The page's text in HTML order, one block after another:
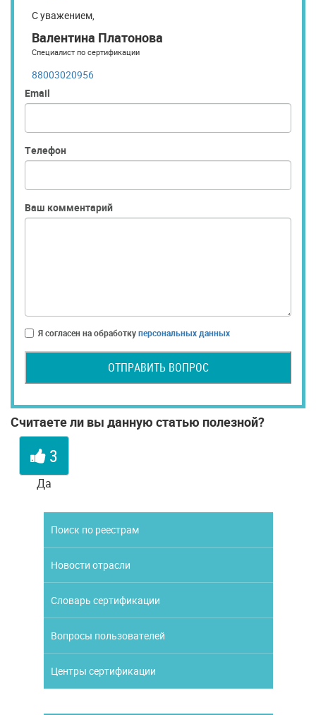
С уважением,
Валентина Платонова
Специалист по сертификации
88003020956
Email
Телефон
Ваш комментарий
Я согласен на обработкуперсональных данных
ОТПРАВИТЬ ВОПРОС
Считаете ли вы данную статью полезной?
3
Да
Поиск по реестрам
Новости отрасли
Словарь сертификации
Вопросы пользователей
Центры сертификации